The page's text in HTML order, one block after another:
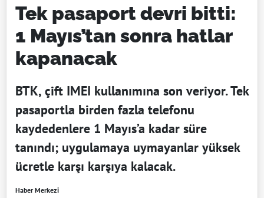
Tek pasaport devri bitti:
1 Mayıs’tan sonra hatlar
kapanacak
BTK, çift IMEI kullanımına son veriyor. Tek
pasaportla birden fazla telefonu
kaydedenlere 1 Mayıs’a kadar süre
tanındı; uygulamaya uymayanlar yüksek
ücretle karşı karşıya kalacak.
Haber Merkezi